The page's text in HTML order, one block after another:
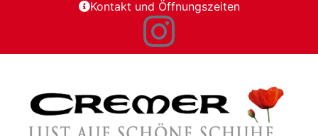
Kontakt und Öffnungszeiten